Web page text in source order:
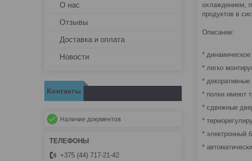
охлаждением,
продуктов в
Описание:
*
* легко
*
* полки имеют
* сдвижные
*
* электронный
*
О нас
Отзывы
Доставка и оплата
Новости
Контакты
Наличие документов
+375 (44) 717-21-42